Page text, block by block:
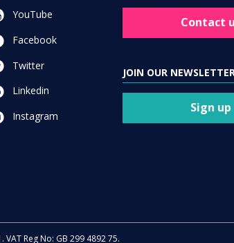
YouTube
Facebook
Twitter
Linkedin
Instagram
Contact
JOIN OUR
Sign up
Reg No: GB 299 4892 75.